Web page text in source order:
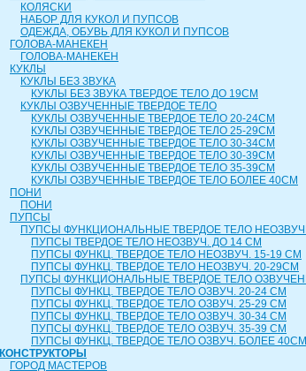
КОЛЯСКИ
НАБОР ДЛЯ КУКОЛ И ПУПСОВ
ОДЕЖДА, ОБУВЬ ДЛЯ КУКОЛ И ПУПСОВ
ГОЛОВА-МАНЕКЕН
ГОЛОВА-МАНЕКЕН
КУКЛЫ
КУКЛЫ БЕЗ ЗВУКА
КУКЛЫ БЕЗ ЗВУКА ТВЕРДОЕ ТЕЛО ДО 19СМ
КУКЛЫ ОЗВУЧЕННЫЕ ТВЕРДОЕ ТЕЛО
КУКЛЫ ОЗВУЧЕННЫЕ ТВЕРДОЕ ТЕЛО 20-24СМ
КУКЛЫ ОЗВУЧЕННЫЕ ТВЕРДОЕ ТЕЛО 25-29СМ
КУКЛЫ ОЗВУЧЕННЫЕ ТВЕРДОЕ ТЕЛО 30-34СМ
КУКЛЫ ОЗВУЧЕННЫЕ ТВЕРДОЕ ТЕЛО 30-39СМ
КУКЛЫ ОЗВУЧЕННЫЕ ТВЕРДОЕ ТЕЛО 35-39СМ
КУКЛЫ ОЗВУЧЕННЫЕ ТВЕРДОЕ ТЕЛО БОЛЕЕ 40СМ
ПОНИ
ПОНИ
ПУПСЫ
ПУПСЫ ФУНКЦИОНАЛЬНЫЕ ТВЕРДОЕ ТЕЛО
ПУПСЫ ТВЕРДОЕ ТЕЛО НЕОЗВУЧ. ДО 14 СМ
ПУПСЫ ФУНКЦ. ТВЕРДОЕ ТЕЛО НЕОЗВУЧ. 15-19 СМ
ПУПСЫ ФУНКЦ. ТВЕРДОЕ ТЕЛО НЕОЗВУЧ. 20-29СМ
ПУПСЫ ФУНКЦИОНАЛЬНЫЕ ТВЕРДОЕ ТЕЛО
ПУПСЫ ФУНКЦ. ТВЕРДОЕ ТЕЛО ОЗВУЧ. 20-24 СМ
ПУПСЫ ФУНКЦ. ТВЕРДОЕ ТЕЛО ОЗВУЧ. 25-29 СМ
ПУПСЫ ФУНКЦ. ТВЕРДОЕ ТЕЛО ОЗВУЧ. 30-34 СМ
ПУПСЫ ФУНКЦ. ТВЕРДОЕ ТЕЛО ОЗВУЧ. 35-39 СМ
ПУПСЫ ФУНКЦ. ТВЕРДОЕ ТЕЛО ОЗВУЧ. БОЛЕЕ 40СМ
КОНСТРУКТОРЫ
ГОРОД МАСТЕРОВ